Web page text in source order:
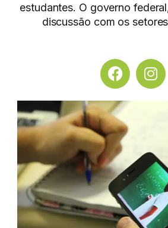
estudantes. O governo
discussão com os